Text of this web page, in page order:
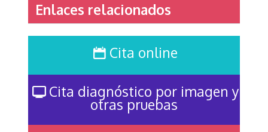
Enlaces relacionados
Cita online
Cita diagnóstico por imagen y
otras pruebas